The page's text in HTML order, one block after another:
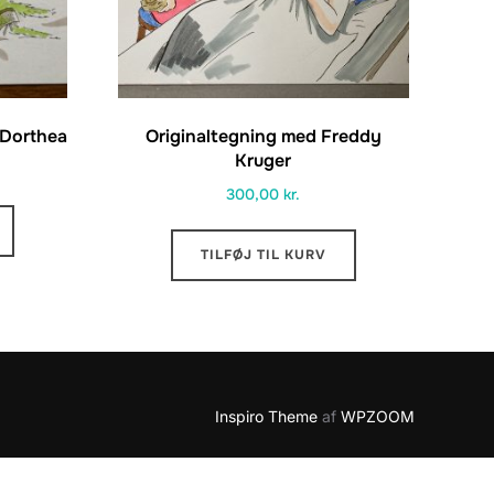
Originaltegning med Freddy
Kruger
300,00kr.
TILFØJ TIL KURV
Inspiro Theme af WPZOOM